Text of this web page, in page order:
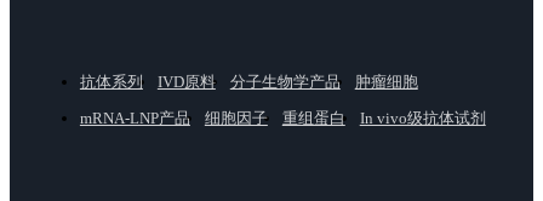
抗体系列 IVD原料 分子生物学产品
肿瘤细胞
mRNA-LNP产品
细胞因子 重组蛋白 In vivo级抗体试剂